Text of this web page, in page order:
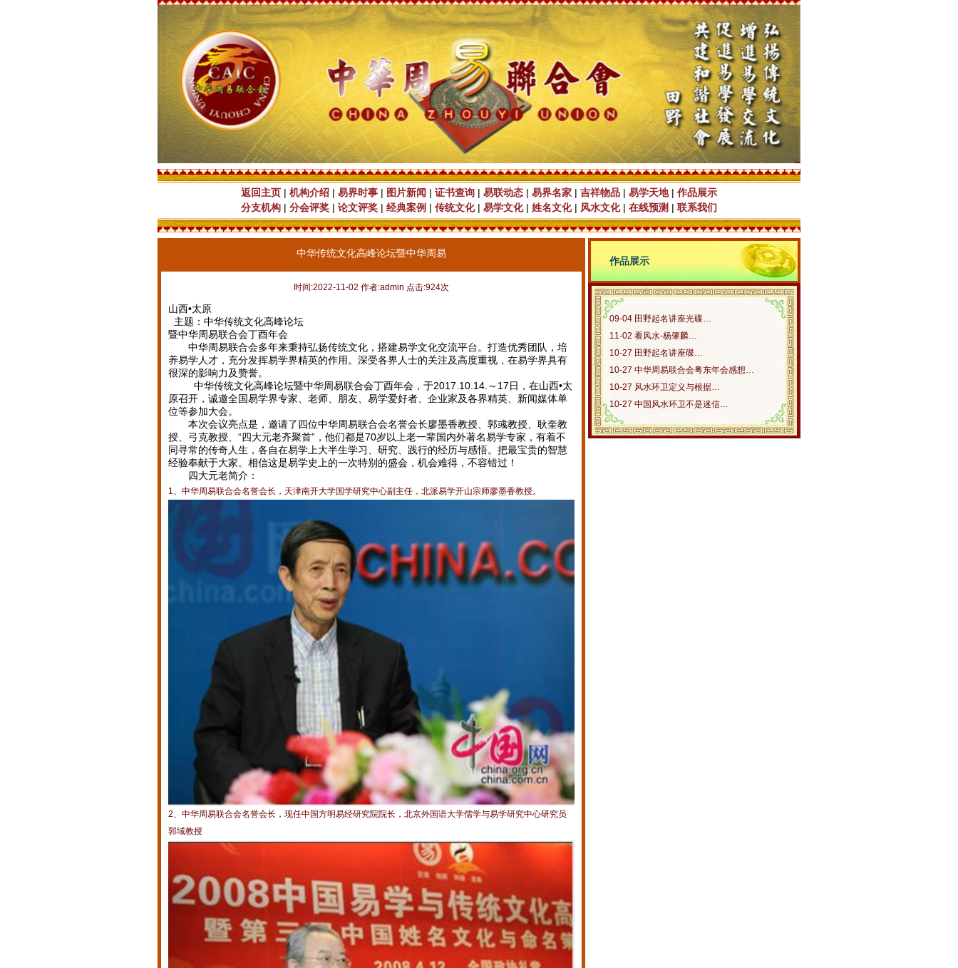
返回主页 | 机构介绍 | 易界时事 | 图片新闻 | 证书查询 | 易联动态 | 易界名家 | 吉祥物品 | 易学天地| 作品展示
分支机构 | 分会评奖 | 论文评奖 | 经典案例 | 传统文化| 易学文化| 姓名文化| 风水文化| 在线预测 | 联系我们
中华传统文化高峰论坛暨中华周易
时间:2022-11-02 作者:admin 点击:924次
山西•太原
主题：中华传统文化高峰论坛
暨中华周易联合会丁酉年会
中华周易联合会多年来秉持弘扬传统文化，搭建易学文化交流平台。打造优秀团队，培
养易学人才，充分发挥易学界精英的作用。深受各界人士的关注及高度重视，在易学界具有
很深的影响力及赞誉。
中华传统文化高峰论坛暨中华周易联合会丁酉年会，于2017.10.14.～17日，在山西•太
原召开，诚邀全国易学界专家、老师、朋友、易学爱好者、企业家及各界精英、新闻媒体单
位等参加大会。
本次会议亮点是，邀请了四位中华周易联合会名誉会长廖墨香教授、郭彧教授、耿奎教
授、弓克教授、“四大元老齐聚首”，他们都是70岁以上老一辈国内外著名易学专家，有着不
同寻常的传奇人生，各自在易学上大半生学习、研究、践行的经历与感悟。把最宝贵的智慧
经验奉献于大家。相信这是易学史上的一次特别的盛会，机会难得，不容错过！
四大元老简介：
1、中华周易联合会名誉会长，天津南开大学国学研究中心副主任，北派易学开山宗师廖墨香教授。
2、中华周易联合会名誉会长，现任中国方明易经研究院院长，北京外国语大学儒学与易学研究中心研究员
郭域教授
作品展示
09-04 田野起名讲座光碟…
11-02 看风水-杨肇麟…
10-27 田野起名讲座碟…
10-27 中华周易联合会粤东年会感想…
10-27 风水环卫定义与根据…
10-27 中国风水环卫不是迷信…